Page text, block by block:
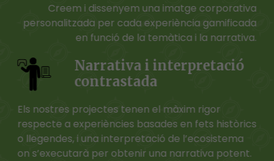
Creem i dissenyem una imatge corporativa
personalitzada per cada experiència gamificada
en funció de la temàtica i la narrativa.
Narrativa i interpretació
contrastada
Els nostres projectes tenen el màxim rigor
respecte a experiències basades en fets històrics
o llegendes, i una interpretació de l’ecosistema
on s’executarà per obtenir una narrativa potent.